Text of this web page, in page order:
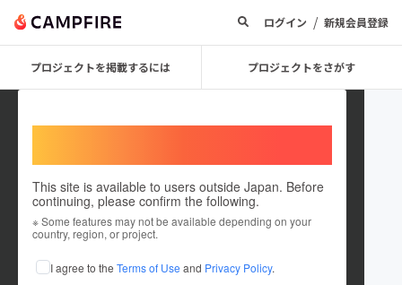
ログイン / 新規会員登録
プロジェクトを掲載するには プロジェクトをさがす
This site is available to users outside Japan. Before
continuing, please confirm the following.
※ Some features may not be available depending on your
country, region, or project.
I agree to the Terms of Use and Privacy Policy.
Mizushimayae
これまでに3回支援して1件のプロジェクトを投稿しています